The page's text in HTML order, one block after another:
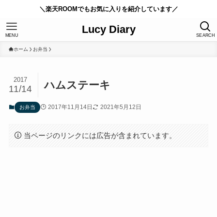
＼楽天ROOMでもお気に入りを紹介しています／
Lucy Diary SEARCH
MENU
ホーム お弁当
ハムステーキ
2017
11/14
お弁当 2017年11月14日 2021年5月12日
当ページのリンクには広告が含まれています。